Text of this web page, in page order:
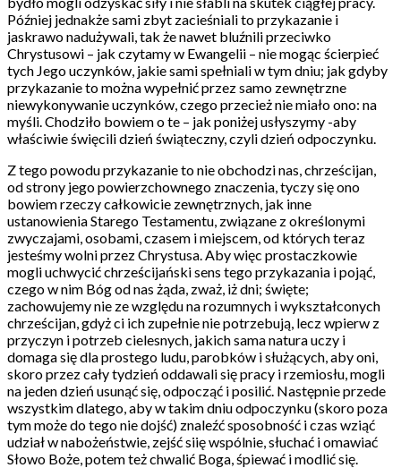
Później jednakże sami zbyt zacieśniali to przykazanie i
jaskrawo nadużywali, tak że nawet bluźnili przeciwko
Chrystusowi – jak czytamy w Ewangelii – nie mogąc ścierpieć
tych Jego uczynków, jakie sami spełniali w tym dniu; jak gdyby
przykazanie to można wypełnić przez samo zewnętrzne
niewykonywanie uczynków, czego przecież nie miało ono: na
myśli. Chodziło bowiem o te – jak poniżej usłyszymy -aby
właściwie święcili dzień świąteczny, czyli dzień odpoczynku.
Z tego powodu przykazanie to nie obchodzi nas, chrześcijan,
od strony jego powierzchownego znaczenia, tyczy się ono
bowiem rzeczy całkowicie zewnętrznych, jak inne
ustanowienia Starego Testamentu, związane z określonymi
zwyczajami, osobami, czasem i miejscem, od których teraz
jesteśmy wolni przez Chrystusa. Aby więc prostaczkowie
mogli uchwycić chrześcijański sens tego przykazania i pojąć,
czego w nim Bóg od nas żąda, zważ, iż dni; święte;
zachowujemy nie ze względu na rozumnych i wykształconych
chrześcijan, gdyż ci ich zupełnie nie potrzebują, lecz wpierw z
przyczyn i potrzeb cielesnych, jakich sama natura uczy i
domaga się dla prostego ludu, parobków i służących, aby oni,
skoro przez cały tydzień oddawali się pracy i rzemiosłu, mogli
na jeden dzień usunąć się, odpocząć i posilić. Następnie przede
wszystkim dlatego, aby w takim dniu odpoczynku (skoro poza
tym może do tego nie dojść) znaleźć sposobność i czas wziąć
udział w nabożeństwie, zejść siię wspólnie, słuchać i omawiać
Słowo Boże, potem też chwalić Boga, śpiewać i modlić się.